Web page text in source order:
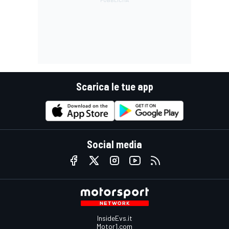
Scarica le tue app
Social media
InsideEvs.it
Motor1.com